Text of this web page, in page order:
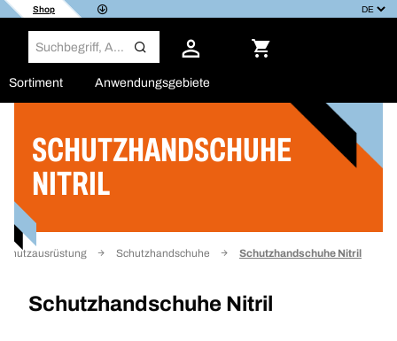
Shop
Sortiment Anwendungsgebiete
SCHUTZHANDSCHUHE
NITRIL
Schutzhandschuhe Schutzhandschuhe Nitril
Schutzhandschuhe Nitril
Filter